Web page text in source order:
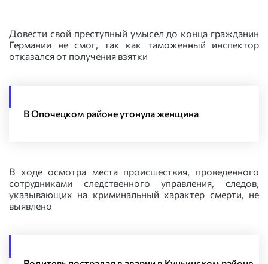
Довести свой преступный умысел до конца гражданин
Германии не смог, так как таможенный инспектор
отказался от получения взятки
В Опочецком районе утонула женщина
В ходе осмотра места происшествия, проведенного
сотрудниками следственного управления, следов,
указывающих на криминальный характер смерти, не
выявлено